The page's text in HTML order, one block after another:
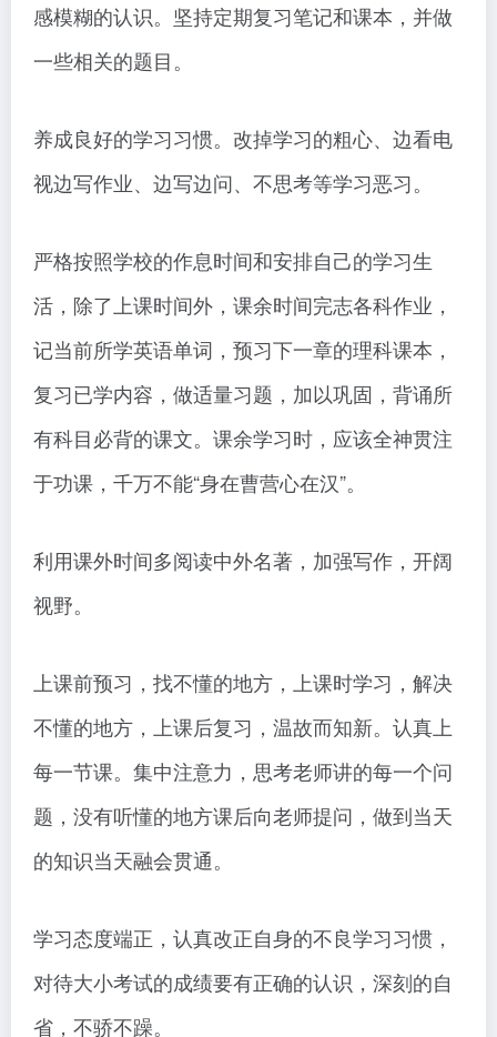
感模糊的认识。坚持定期复习笔记和课本，并做
一些相关的题目。
养成良好的学习习惯。改掉学习的粗心、边看电
视边写作业、边写边问、不思考等学习恶习。
严格按照学校的作息时间和安排自己的学习生
活，除了上课时间外，课余时间完志各科作业，
记当前所学英语单词，预习下一章的理科课本，
复习已学内容，做适量习题，加以巩固，背诵所
有科目必背的课文。课余学习时，应该全神贯注
于功课，千万不能“身在曹营心在汉”。
利用课外时间多阅读中外名著，加强写作，开阔
视野。
上课前预习，找不懂的地方，上课时学习，解决
不懂的地方，上课后复习，温故而知新。认真上
每一节课。集中注意力，思考老师讲的每一个问
题，没有听懂的地方课后向老师提问，做到当天
的知识当天融会贯通。
学习态度端正，认真改正自身的不良学习习惯，
对待大小考试的成绩要有正确的认识，深刻的自
省，不骄不躁。